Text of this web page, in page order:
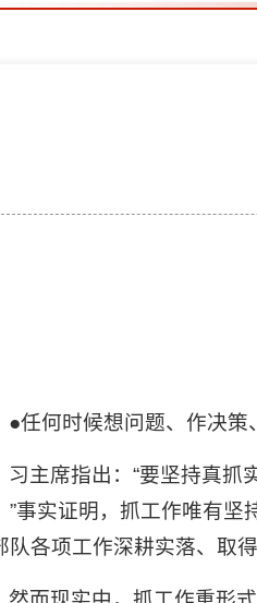
●任何时候想问题、作决
习主席指出：“要坚持真
”事实证明，抓工作唯有坚
队各项工作深耕实落、取得